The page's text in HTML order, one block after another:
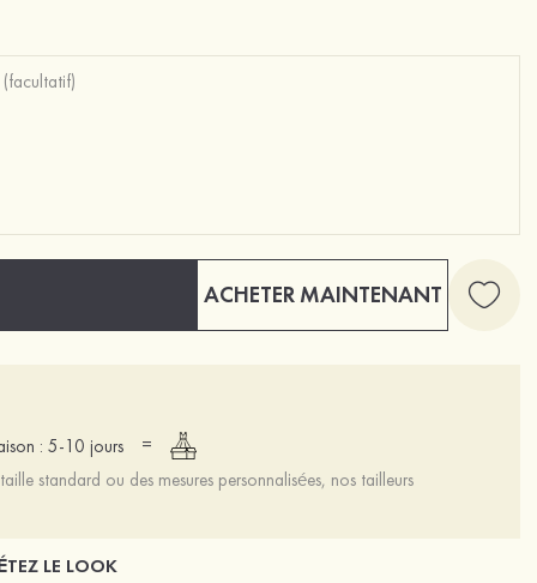
ACHETER MAINTENANT
: 5-10 jours
=
standard ou des mesures personnalisées, nos tailleurs
LE LOOK